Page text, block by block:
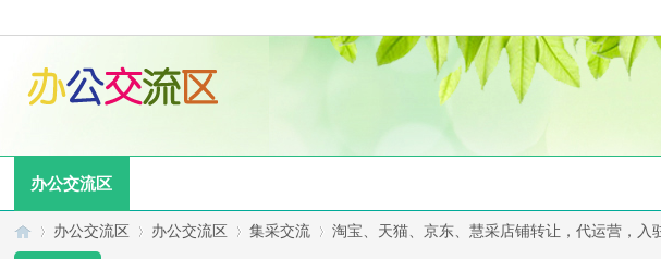
办公交流区
办公交流区 办公交流区 集采交流 淘宝、天猫、京东、慧采店铺转让，代运营，入